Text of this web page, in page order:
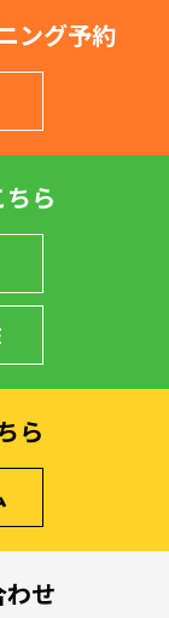
ング予約
ら
ら
せ